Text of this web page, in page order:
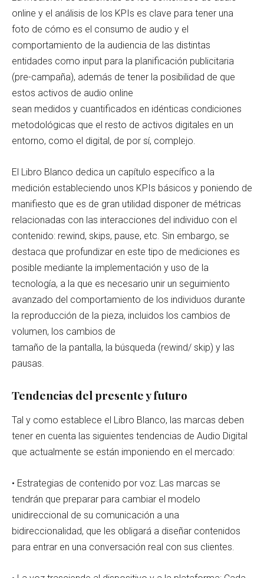
online y el análisis de los KPIs es clave para tener una
foto de cómo es el consumo de audio y el
comportamiento de la audiencia de las distintas
entidades como input para la planificación publicitaria
(pre-campaña), además de tener la posibilidad de que
estos activos de audio online
sean medidos y cuantificados en idénticas condiciones
metodológicas que el resto de activos digitales en un
entorno, como el digital, de por sí, complejo.
El Libro Blanco dedica un capítulo específico a la
medición estableciendo unos KPIs básicos y poniendo de
manifiesto que es de gran utilidad disponer de métricas
relacionadas con las interacciones del individuo con el
contenido: rewind, skips, pause, etc. Sin embargo, se
destaca que profundizar en este tipo de mediciones es
posible mediante la implementación y uso de la
tecnología, a la que es necesario unir un seguimiento
avanzado del comportamiento de los individuos durante
la reproducción de la pieza, incluidos los cambios de
volumen, los cambios de
tamaño de la pantalla, la búsqueda (rewind/ skip) y las
pausas.
Tendencias del presente y futuro
Tal y como establece el Libro Blanco, las marcas deben
tener en cuenta las siguientes tendencias de Audio Digital
que actualmente se están imponiendo en el mercado:
• Estrategias de contenido por voz: Las marcas se
tendrán que preparar para cambiar el modelo
unidireccional de su comunicación a una
bidireccionalidad, que les obligará a diseñar contenidos
para entrar en una conversación real con sus clientes.